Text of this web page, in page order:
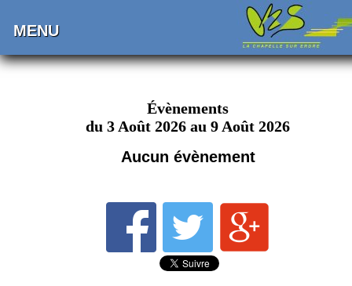
MENU
Évènements
du 3 Août 2026 au 9 Août 2026
Aucun évènement